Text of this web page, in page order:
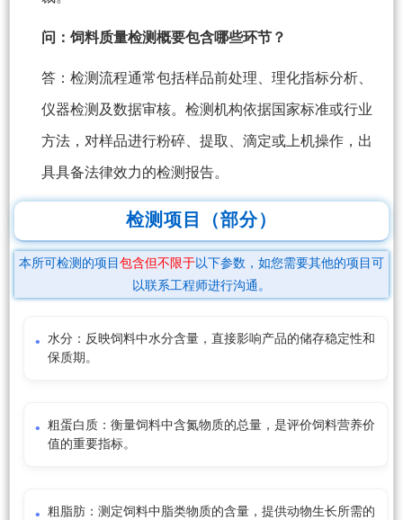
问：饲料质量检测概要包含哪些环节？
答：检测流程通常包括样品前处理、理化指标分析、
仪器检测及数据审核。检测机构依据国家标准或行业
方法，对样品进行粉碎、提取、滴定或上机操作，出
具具备法律效力的检测报告。
检测项目（部分）
本所可检测的项目 包含但不限于以下参数，如您需要其他的项目可
以联系工程师进行沟通。
水分：反映饲料中水分含量，直接影响产品的储存稳定性和
保质期。
粗蛋白质：衡量饲料中含氮物质的总量，是评价饲料营养价
值的重要指标。
粗脂肪：测定饲料中脂类物质的含量，提供动物生长所需的